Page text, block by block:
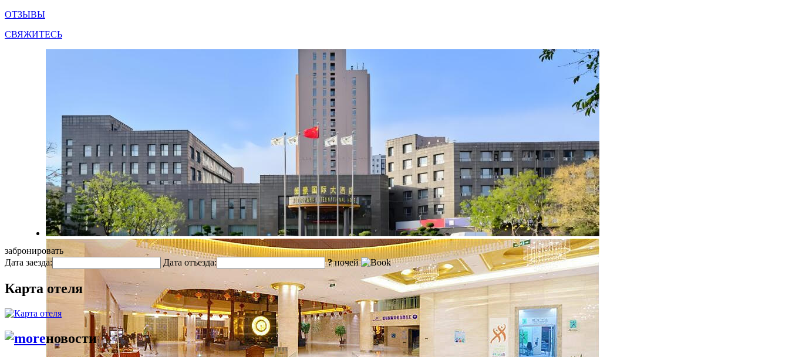
ОТЗЫВЫ
СВЯЖИТЕСЬ
забронировать
Дата заезда:
Дата отъезда: ?ночей
Карта отеля
новости